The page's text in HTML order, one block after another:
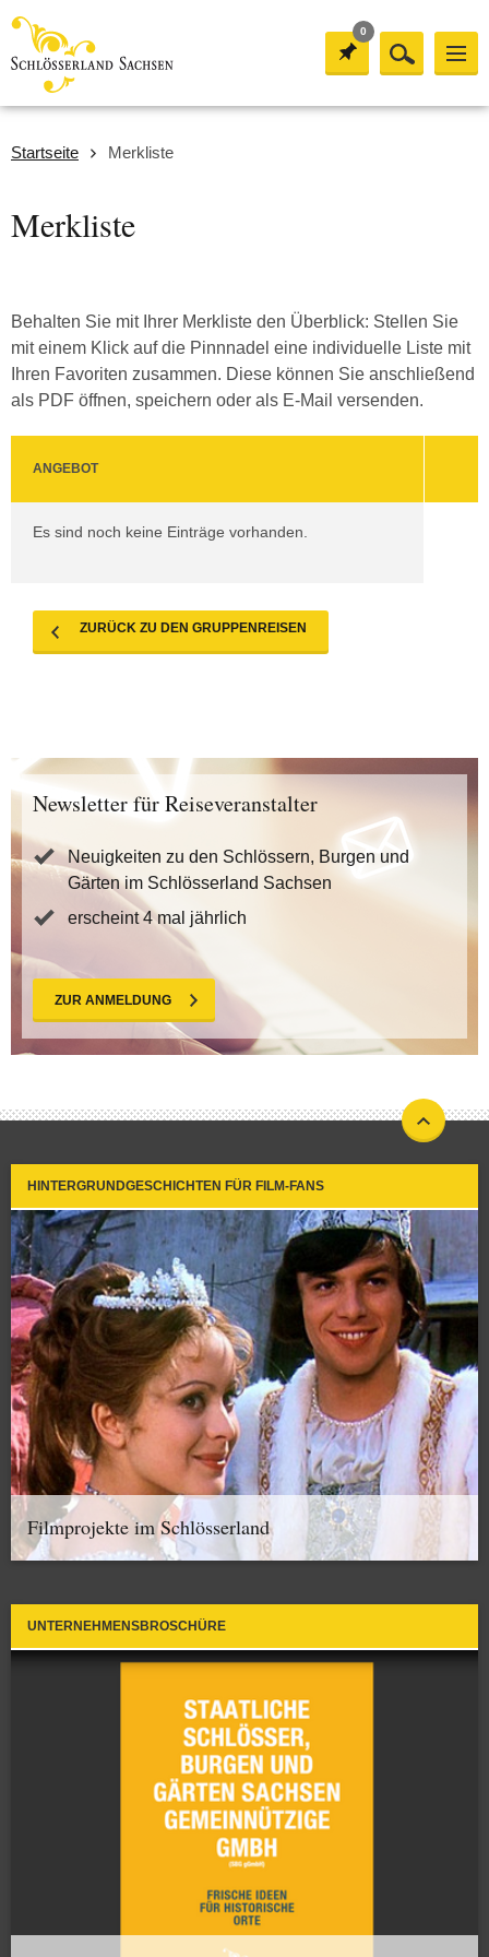
0
Startseite Merkliste
Merkliste
Behalten Sie mit Ihrer Merkliste den Überblick: Stellen Sie
mit einem Klick auf die Pinnnadel eine individuelle Liste mit
Ihren Favoriten zusammen. Diese können Sie anschließend
als PDF öffnen, speichern oder als E-Mail versenden.
ANGEBOT
Es sind noch keine Einträge vorhanden.
ZURÜCK ZU DEN GRUPPENREISEN
Newsletter für Reiseveranstalter
Neuigkeiten zu den Schlössern, Burgen und
Gärten im Schlösserland Sachsen
erscheint 4 mal jährlich
ZUR ANMELDUNG
HINTERGRUNDGESCHICHTEN FÜR FILM-FANS
Filmprojekte im Schlösserland
UNTERNEHMENSBROSCHÜRE